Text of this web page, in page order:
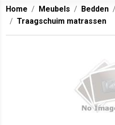
Home Meubels Bedden
Traagschuim matrassen